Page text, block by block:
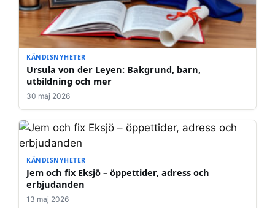
KÄNDISNYHETER
Ursula von der Leyen: Bakgrund, barn,
utbildning och mer
30 maj 2026
KÄNDISNYHETER
Jem och fix Eksjö – öppettider, adress och
erbjudanden
13 maj 2026